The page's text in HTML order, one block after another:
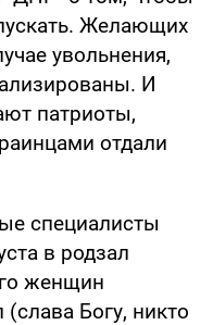
Желающих
увольнения,
И
патриоты,
отдали
специалисты
в родзал
женщин
Богу, никто